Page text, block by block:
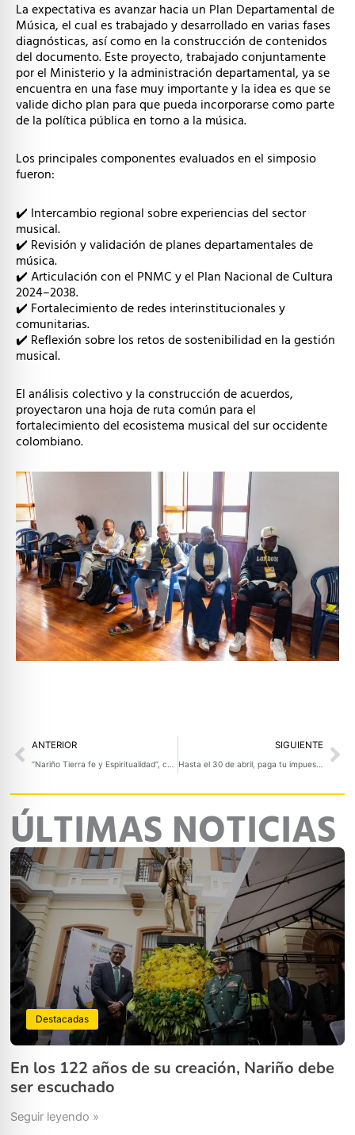
La expectativa es avanzar hacia un Plan Departamental de
Música, el cual es trabajado y desarrollado en varias fases
diagnósticas, así como en la construcción de contenidos
del documento. Este proyecto, trabajado conjuntamente
por el Ministerio y la administración departamental, ya se
encuentra en una fase muy importante y la idea es que se
valide dicho plan para que pueda incorporarse como parte
de la política pública en torno a la música.
Los principales componentes evaluados en el simposio
fueron:
✔️ Intercambio regional sobre experiencias del sector
musical.
✔️ Revisión y validación de planes departamentales de
música.
✔️ Articulación con el PNMC y el Plan Nacional de Cultura
2024–2038.
✔️ Fortalecimiento de redes interinstitucionales y
comunitarias.
✔️ Reflexión sobre los retos de sostenibilidad en la gestión
musical.
El análisis colectivo y la construcción de acuerdos,
proyectaron una hoja de ruta común para el
fortalecimiento del ecosistema musical del sur occidente
colombiano.
Prev
ANTERIOR SIGUIENTE
Hasta el 30 de abril, paga tu impuesto vehicular con el 20% de descuento y contribuye al desarrollo de Nariño
ÚLTIMAS NOTICIAS
Destacadas
En los 122 años de su creación, Nariño debe
ser escuchado
Seguir leyendo »